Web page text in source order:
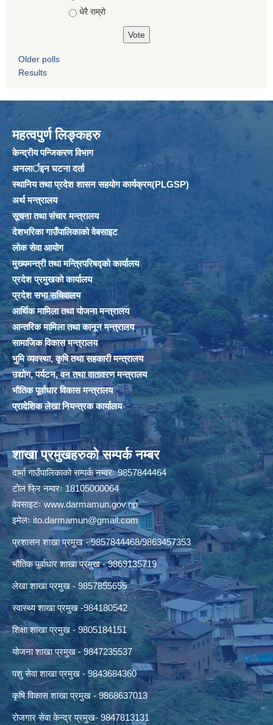
धेरै राम्रो
Older polls
Results
महत्वपुर्ण लिङ्कहरु
केन्द्रीय पन्जिकरण विभाग
अनलार्इन घटना दर्ता
स्थानिय तथा प्रदेश शासन सहयोग कार्यक्रम(PLGSP)
अर्थ मन्त्रालय
सूचना तथा संचार मन्त्रालय
देशभरिका गाउँपालिकाको वेबसाइट
लोक सेवा आयोग
मुख्यमन्त्री तथा मन्त्रिपरिषद्को कार्यालय
प्रदेश प्रमुखको कार्यालय
प्रदेश सभा सचिवालय
आर्थिक मामिला तथा योजना मन्त्रालय
आन्तरिक मामिला तथा कानून मन्त्रालय
सामाजिक विकास मन्त्रालय
भुमि व्यवस्था, कृषि तथा सहकारी मन्त्रालय
उद्योग, पर्यटन, वन तथा वातावरण मन्त्रालय
भौतिक पूर्वाधार विकास मन्त्रालय
प्रादेशिक लेखा नियन्त्रक कार्यालय
शाखा प्रमुखहरुको सम्पर्क नम्बर
दार्मा गाउँपालिकाको सम्पर्क नम्वरः 9857844464
टोल फ्रि नम्वरः 18105000064
वेवसाइटःwww.darmamun.gov.np
इमेलःito.darmamun@gmail.com
प्रशासन शाखा प्रमुख - 9857844468/9863457353
भौतिक पूर्वाधार शाखा प्रमुख - 9869135719
लेखा शाखा प्रमुख - 9857855655
स्वास्थ्य शाखा प्रमुख -984180542
शिक्षा शाखा प्रमुख - 9805184151
योजना शाखा प्रमुख - 9847235537
पशु सेवा शाखा प्रमुख - 9843684360
कृषि विकास शाखा प्रमुख - 9868637013
रोजगार सेवा केन्द्र प्रमुख- 9847813131